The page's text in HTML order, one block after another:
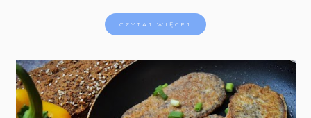
CZYTAJ WIĘCEJ